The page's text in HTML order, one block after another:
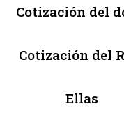
Cotización del
Cotización del
Ellas